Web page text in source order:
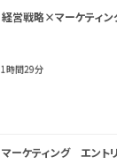
経営戦略×マーケティン
1時間29分
マーケティング エント